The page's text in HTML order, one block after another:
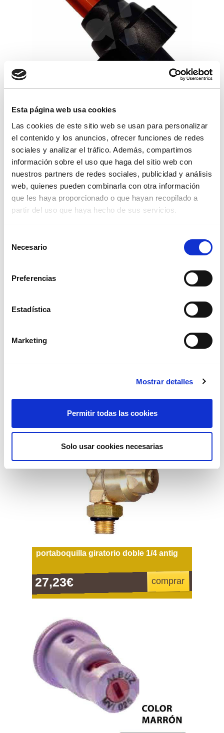
Esta página web usa cookies
Las cookies de este sitio web se usan para personalizar
el contenido y los anuncios, ofrecer funciones de redes
sociales y analizar el tráfico. Además, compartimos
información sobre el uso que haga del sitio web con
nuestros partners de redes sociales, publicidad y análisis
web, quienes pueden combinarla con otra información
que les haya proporcionado o que hayan recopilado a
partir del uso que haya hecho de sus servicios.
Necesario
Preferencias
Estadística
Marketing
Mostrar detalles
Permitir todas las cookies
Solo usar cookies necesarias
boquilla hypro xt naranja+tuerca
45,86€ comprar
33,88€
portaboquilla giratorio doble 1/4 antig
27,23€ comprar